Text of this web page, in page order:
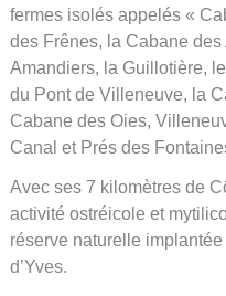
fermes isolés appelés «
des Frênes, la Cabane
Amandiers, la Guillotière,
du Pont de Villeneuve, la
Cabane des Oies,
Canal et Prés des
Avec ses 7 kilomètres de
activité ostréicole et
réserve naturelle
d’Yves.